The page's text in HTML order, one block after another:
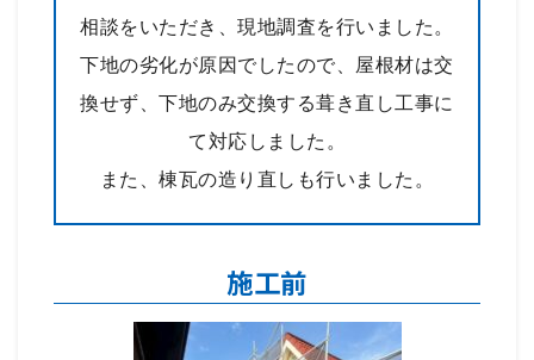
相談をいただき、現地調査を行いました。
下地の劣化が原因でしたので、屋根材は交
換せず、下地のみ交換する葺き直し工事に
て対応しました。
また、棟瓦の造り直しも行いました。
施工前